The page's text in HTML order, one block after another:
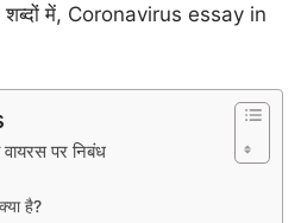
शब्दों में, Coronavirus essay in
वायरस पर निबंध
है?